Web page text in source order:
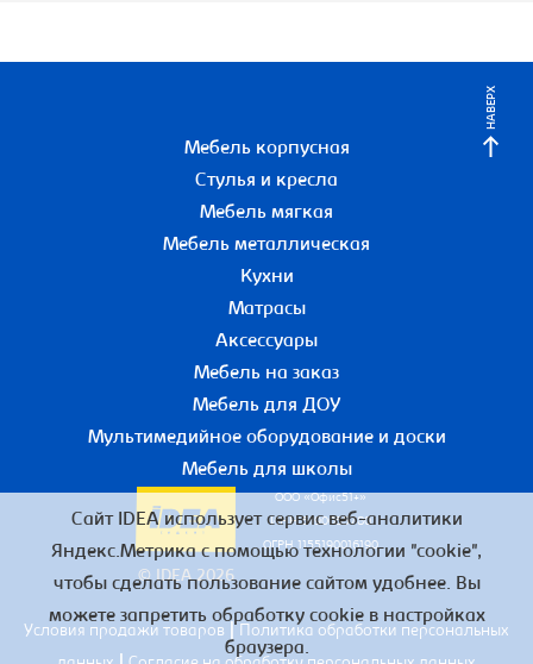
НАВЕРХ
Мебель корпусная
Стулья и кресла
Мебель мягкая
Мебель металлическая
Кухни
Матрасы
Аксессуары
Мебель на заказ
Мебель для ДОУ
Мультимедийное оборудование и доски
Мебель для школы
© IDEA 2026
ООО «Офис51+»
ИНН 5190055780
ОГРН 1155190016190
Условия продажи товаров | Политика обработки персональных
Сайт IDEA использует сервис веб-аналитики
Яндекс.Метрика с помощью технологии "cookie",
чтобы сделать пользование сайтом удобнее. Вы
можете запретить обработку cookie в настройках
браузера.